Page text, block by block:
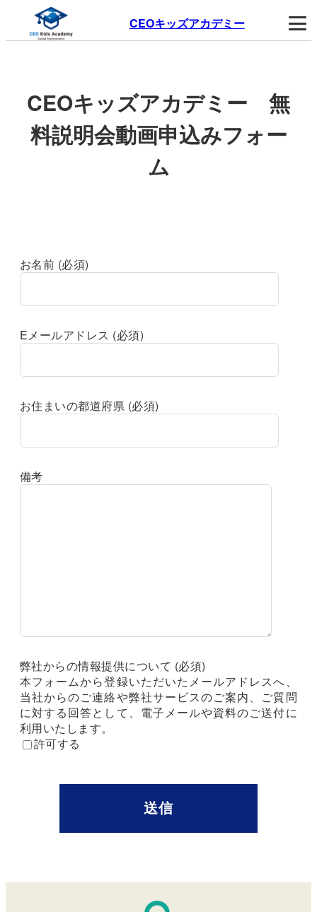
CEOキッズアカデミー
CEOキッズアカデミー 無
料説明会動画申込みフォー
ム
お名前 (必須)
Eメールアドレス (必須)
お住まいの都道府県 (必須)
備考
弊社からの情報提供について (必須)
本フォームから登録いただいたメールアドレスへ、
当社からのご連絡や弊社サービスのご案内、ご質問
に対する回答として、電子メールや資料のご送付に
利用いたします。
許可する